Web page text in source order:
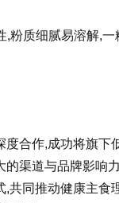
粉质细腻易溶解,
合作,成功将旗
渠道与品牌影响
同推动健康主食